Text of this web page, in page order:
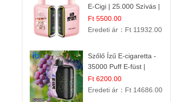
E-Cigi | 25.000 Szívás |
Rózsaszín Citrom Íz
Ft 5500.00
Eredeti ár： Ft 11932.00
Szőlő Ízű E-cigaretta -
35000 Puff E-füst |
Intenzív
Gyümölcsélmény!
Ft 6200.00
Eredeti ár： Ft 14686.00